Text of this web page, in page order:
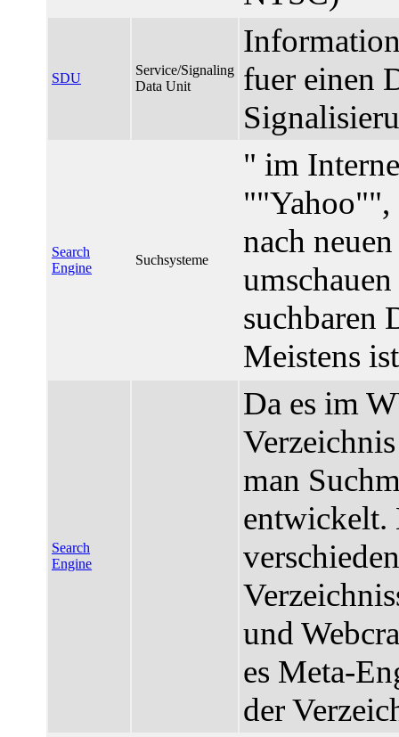
SDU
Service/Signaling
Data Unit
fuer einen
Search
Engine
Suchsysteme
" im
""Yahoo"",
nach
suchbaren
Meistens
Search
Engine
Da es im
man
entwickelt.
und
es Meta-
der